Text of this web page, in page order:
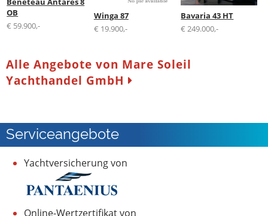
OB
€ 59.900,-
Winga 87
€ 19.900,-
Bavaria 43 HT
€ 249.000,-
Alle Angebote von Mare Soleil
Yachthandel GmbH
Serviceangebote
Yachtversicherung von
Online-Wertzertifikat von